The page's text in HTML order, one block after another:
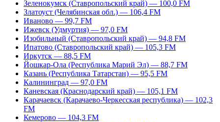
Зеленокумск (Ставропольский край) — 100,0 FM
Златоуст (Челябинская обл.) — 106,4 FM
Иваново — 99,7 FM
Ижевск (Удмуртия) — 97,0 FM
Изобильный (Ставропольский край) — 94,8 FM
Ипатово (Ставропольский край) — 105,3 FM
Иркутск — 88,5 FM
Йошкар-Ола (Республика Марий Эл) — 88,7 FM
Казань (Республика Татарстан) — 95,5 FM
Калининград — 97,0 FM
Каневская (Краснодарский край) — 105,1 FM
Карачаевск (Карачаево-Черкесская республика) — 102,3
FM
Кемерово — 104,3 FM